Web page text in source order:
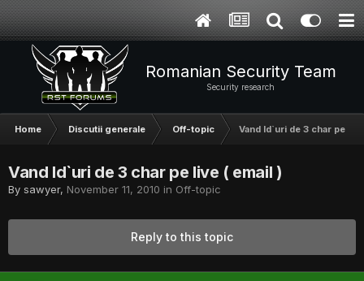
Romanian Security Team
Security research
Home Discutii generale Off-topic Vand Id`uri de 3 char pe
Vand Id`uri de 3 char pe live ( email )
By sawyer, November 11, 2010 in Off-topic
Reply to this topic